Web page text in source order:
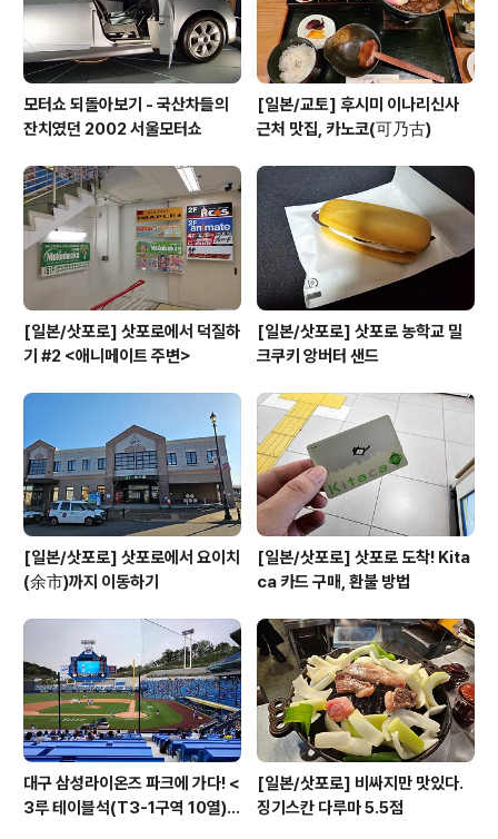
무더위 건강하게..
모터쇼 되돌아보기 - 국산차들의
잔치였던 2002 서울모터쇼
[일본/교토] 후시미 이나리신사
근처 맛집, 카노코(可乃古)
[일본/삿포로] 삿포로에서 덕질하
기 #2 <애니메이트 주변>
[일본/삿포로] 삿포로 농학교 밀
크쿠키 앙버터 샌드
[일본/삿포로] 삿포로에서 요이치
(余市)까지 이동하기
[일본/삿포로] 삿포로 도착! Kita
ca 카드 구매, 환불 방법
대구 삼성라이온즈 파크에 가다! <
3루 테이블석(T3-1구역 10열)
[일본/삿포로] 비싸지만 맛있다.
징기스칸 다루마 5.5점